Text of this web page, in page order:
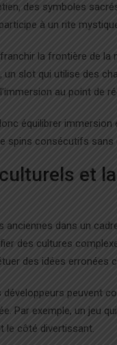
des symboles
à un rite
la frontière de la
un slot qui utilise des
au point de
équilibrer
spins consécutifs
et
anciennes dans un
des cultures
des idées erronées
développeurs peuvent
Par exemple, un jeu
le côté divertissant.